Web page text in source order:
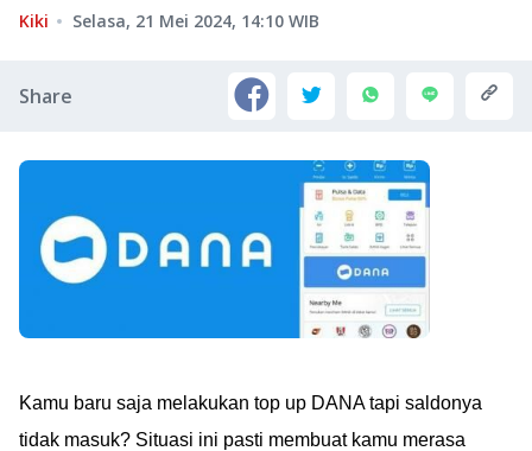
Kiki Selasa, 21 Mei 2024, 14:10 WIB
Share
Kamu baru saja melakukan top up DANA tapi saldonya
tidak masuk? Situasi ini pasti membuat kamu merasa